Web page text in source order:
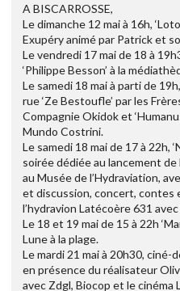
A BISCARROSSE,
Le dimanche 12 mai à 16h,
Exupéry animé par Patrick et
Le vendredi 17 mai de 18 à
‘Philippe Besson’ à la
Le samedi 18 mai à parti de
rue ‘Ze Bestoufle’ par les
Compagnie Okidok et
Mundo Costrini.
Le samedi 18 mai de 17 à 22h,
soirée dédiée au lancement
au Musée de l’Hydraviation,
et discussion, concert, contes
l’hydravion Latécoère 631
Le 18 et 19 mai de 15 à 22h
Lune à la plage.
Le mardi 21 mai à 20h30, ciné-
en présence du réalisateur
avec Zdgl, Biocop et le cinéma